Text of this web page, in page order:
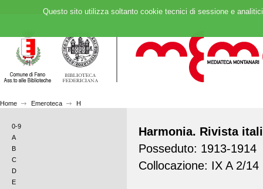
Home Emeroteca H
Harmonia. Rivista
Posseduto: 1913-1914
Collocazione: IX A 2/14
0-9
A
B
C
D
E
Questo sito utilizza soltanto cookie tecnici di sessione e